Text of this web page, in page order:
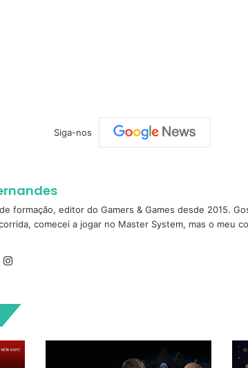
Siga-nos
formação, editor do Gamers & Games desde 2015.
comecei a jogar no Master System, mas o meu
X